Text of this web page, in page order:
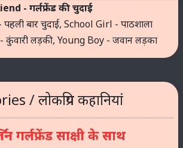
- गर्लफ्रेंड की चुदाई
बार चुदाई, School Girl - पाठशाला
लड़की, Young Boy - जवान लड़का
/ लोकप्रिय कहानियां
गर्लफ्रेंड साक्षी के साथ